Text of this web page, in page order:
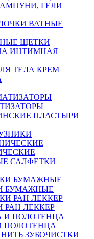
ГЕЛИ
ВАТНЫЕ
ЩЕТКИ
ИНТИМНАЯ
КРЕМ
ПЛАСТЫРИ
САЛФЕТКИ
БУМАЖНЫЕ
РАН ЛЕККЕР
ПОЛОТЕНЦА